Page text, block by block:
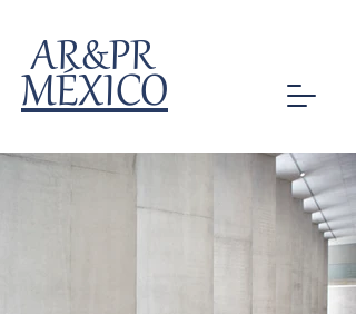
MÉXICO
AR&PR